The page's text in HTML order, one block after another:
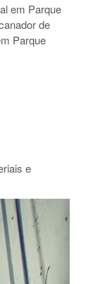
em Parque
de
Parque
e